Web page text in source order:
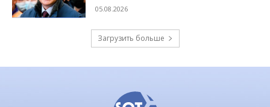
05.08.2026
Загрузить больше